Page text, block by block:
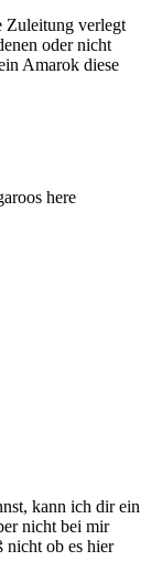
Zuleitung verlegt
oder nicht
Amarok diese
here
kann ich dir ein
nicht bei mir
nicht ob es hier